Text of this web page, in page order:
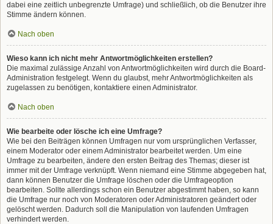
dabei eine zeitlich unbegrenzte Umfrage) und schließlich, ob die Benutzer ihre
Stimme ändern können.
Nach oben
Wieso kann ich nicht mehr Antwortmöglichkeiten erstellen?
Die maximal zulässige Anzahl von Antwortmöglichkeiten wird durch die Board-
Administration festgelegt. Wenn du glaubst, mehr Antwortmöglichkeiten als
zugelassen zu benötigen, kontaktiere einen Administrator.
Nach oben
Wie bearbeite oder lösche ich eine Umfrage?
Wie bei den Beiträgen können Umfragen nur vom ursprünglichen Verfasser,
einem Moderator oder einem Administrator bearbeitet werden. Um eine
Umfrage zu bearbeiten, ändere den ersten Beitrag des Themas; dieser ist
immer mit der Umfrage verknüpft. Wenn niemand eine Stimme abgegeben hat,
dann können Benutzer die Umfrage löschen oder die Umfrageoption
bearbeiten. Sollte allerdings schon ein Benutzer abgestimmt haben, so kann
die Umfrage nur noch von Moderatoren oder Administratoren geändert oder
gelöscht werden. Dadurch soll die Manipulation von laufenden Umfragen
verhindert werden.